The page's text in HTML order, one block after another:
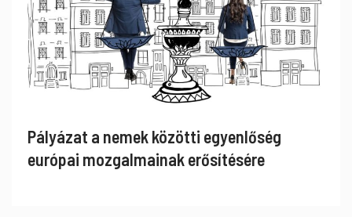
Pályázat a nemek közötti egyenlőség
európai mozgalmainak erősítésére